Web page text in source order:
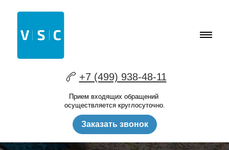
+7 (499) 938-48-11
Прием входящих обращений
осуществляется круглосуточно.
Заказать звонок